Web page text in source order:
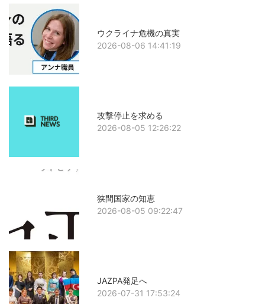
ウクライナ危機の真実
2026-08-06 14:41:19
攻撃停止を求める
2026-08-05 12:26:22
狭間国家の知恵
2026-08-05 09:22:47
JAZPA発足へ
2026-07-31 17:53:24